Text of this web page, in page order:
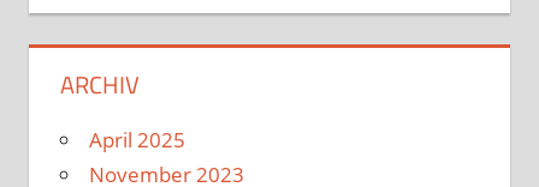
ARCHIV
April 2025
November 2023